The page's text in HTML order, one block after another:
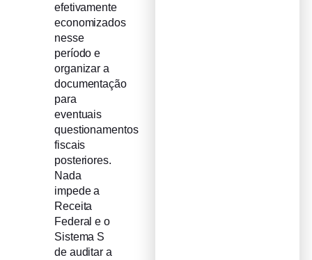
efetivamente
economizados
nesse
período e
organizar a
documentação
para
eventuais
questionamentos
fiscais
posteriores.
Nada
impede a
Receita
Federal e o
Sistema S
de auditar a